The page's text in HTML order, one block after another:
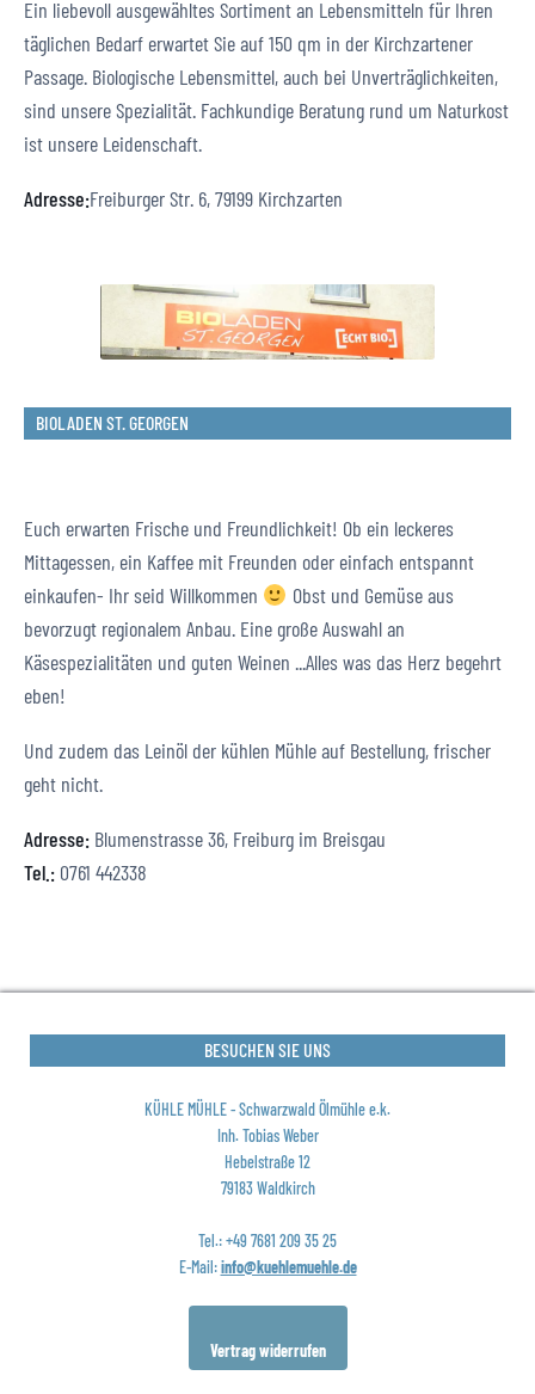
Ein liebevoll ausgewähltes Sortiment an Lebensmitteln für Ihren
täglichen Bedarf erwartet Sie auf 150 qm in der Kirchzartener
Passage. Biologische Lebensmittel, auch bei Unverträglichkeiten,
sind unsere Spezialität. Fachkundige Beratung rund um Naturkost
ist unsere Leidenschaft.
Adresse:Freiburger Str. 6, 79199 Kirchzarten
BIOLADEN ST. GEORGEN
Euch erwarten Frische und Freundlichkeit! Ob ein leckeres
Mittagessen, ein Kaffee mit Freunden oder einfach entspannt
einkaufen- Ihr seid Willkommen
Obst und Gemüse aus
bevorzugt regionalem Anbau. Eine große Auswahl an
Käsespezialitäten und guten Weinen ...Alles was das Herz begehrt
eben!
Und zudem das Leinöl der kühlen Mühle auf Bestellung, frischer
geht nicht.
Adresse: Blumenstrasse 36, Freiburg im Breisgau
Tel.: 0761 442338
BESUCHEN SIE UNS
KÜHLE MÜHLE - Schwarzwald Ölmühle e.k.
Inh. Tobias Weber
Hebelstraße 12
79183 Waldkirch
Tel.:+49 7681 209 35 25
E-Mail: info@kuehlemuehle.de
Vertrag widerrufen